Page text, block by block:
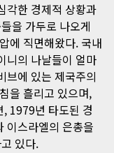
각한 경제적 상황과
을 가두로 나오게
에 직면해왔다. 국내
니의 나날들이 얼마
브에 있는 제국주의
을 흘리고 있으며,
1979년 타도된 경
이스라엘의 은총을
있다.